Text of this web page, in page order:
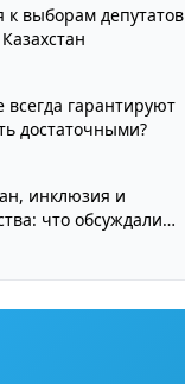
к выборам депутатов
гарантируют
достаточными?
инклюзия и
что обсуждали